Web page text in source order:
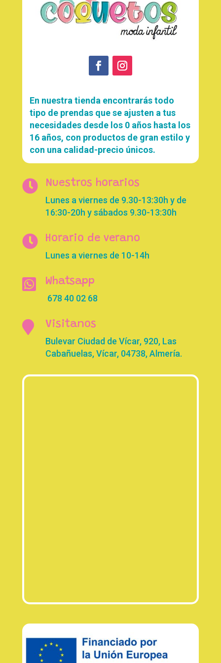
En nuestra tienda encontrarás todo
tipo de prendas que se ajusten a tus
necesidades desde los 0 años hasta los
16 años, con productos de gran estilo y
con una calidad-precio únicos.
 Nuestros horarios
Lunes a viernes de 9.30-13:30h y de
16:30-20h y sábados 9.30-13:30h
 Horario de verano
Lunes a viernes de 10-14h
 Whatsapp
678 40 02 68
 Visitanos
Bulevar Ciudad de Vícar, 920, Las
Cabañuelas, Vícar, 04738, Almería.